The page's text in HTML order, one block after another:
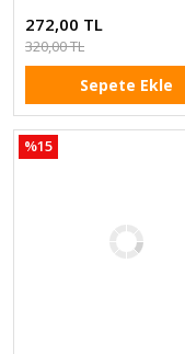
272,00 TL
320,00 TL
Sepete Ekle
%15